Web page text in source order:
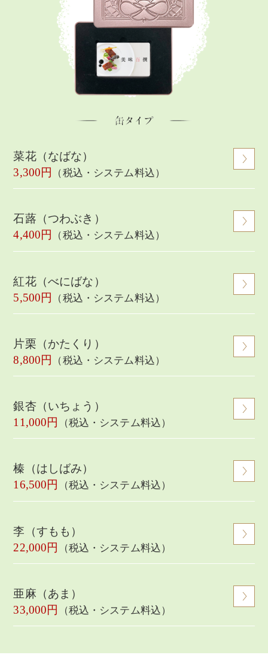
菜花（なばな）
3,300円
（税込・システム料込）
石蕗（つわぶき）
4,400円
（税込・システム料込）
紅花（べにばな）
5,500円
（税込・システム料込）
片栗（かたくり）
8,800円
（税込・システム料込）
銀杏（いちょう）
11,000円
（税込・システム料込）
榛（はしばみ）
16,500円
（税込・システム料込）
李（すもも）
22,000円
（税込・システム料込）
亜麻（あま）
33,000円
（税込・システム料込）